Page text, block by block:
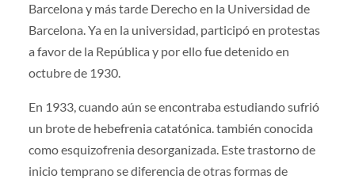
Barcelona y más tarde Derecho en la Universidad de
Barcelona. Ya en la universidad, participó en protestas
a favor de la República y por ello fue detenido en
octubre de 1930.
En 1933, cuando aún se encontraba estudiando sufrió
un brote de hebefrenia catatónica. también conocida
como esquizofrenia desorganizada. Este trastorno de
inicio temprano se diferencia de otras formas de